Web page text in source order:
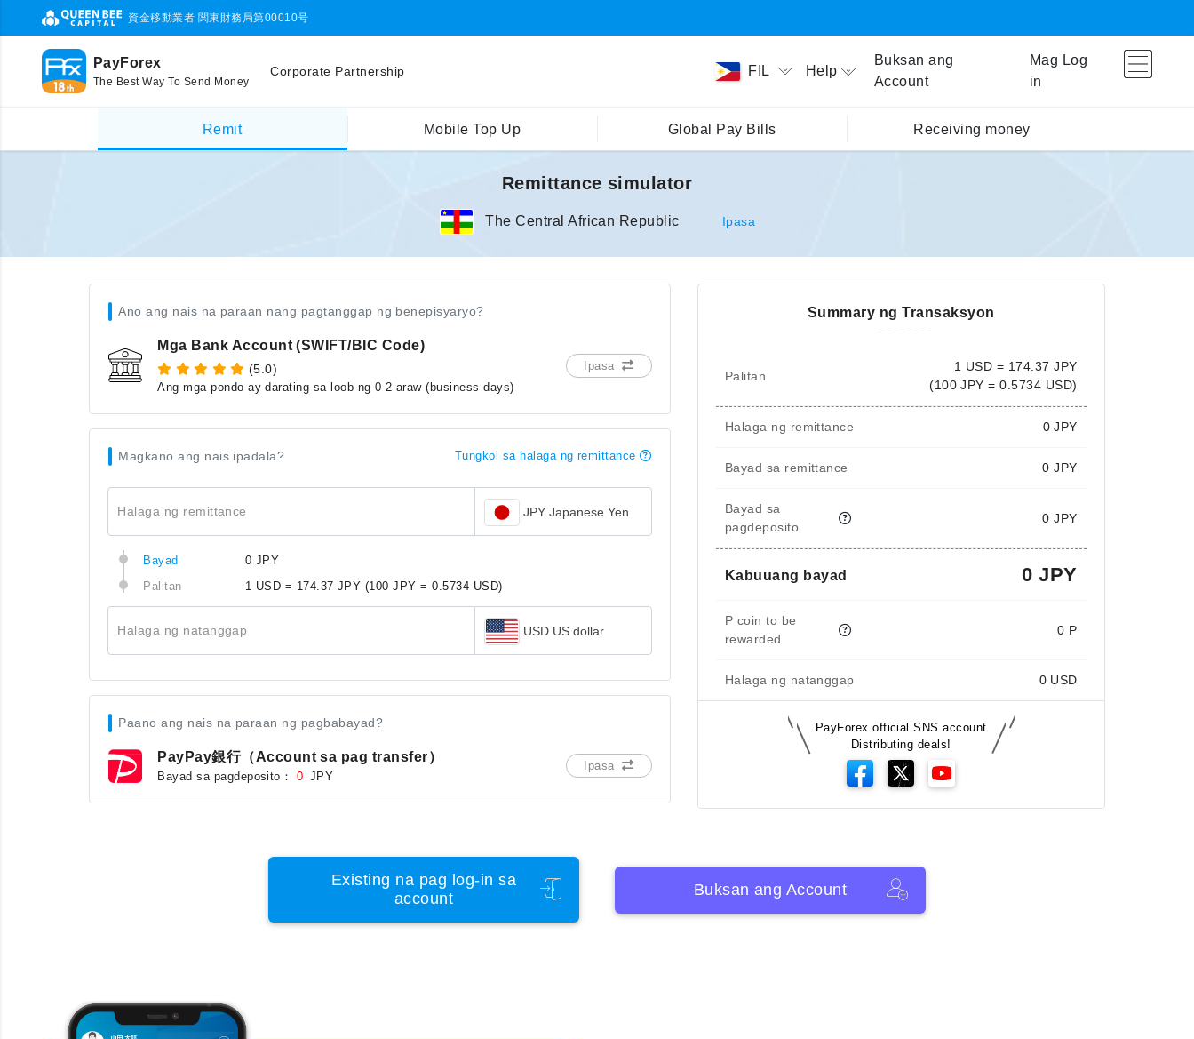
資金移動業者 関東財務局第00010号
PayForex
The Best Way To Send Money
Corporate Partnership FIL Help
Buksan ang
Account
Mag Log
in
Remit Mobile Top Up Global Pay Bills Receiving money
Remittance simulator
The Central African Republic Ipasa
Ano ang nais na paraan nang pagtanggap ng benepisyaryo?
Mga Bank Account (SWIFT/BIC Code)
(5.0)
Ang mga pondo ay darating sa loob ng 0-2 araw (business days)
Ipasa
Magkano ang nais ipadala? Tungkol sa halaga ng remittance
Halaga ng remittance JPY Japanese Yen
Bayad
0 JPY
Palitan
1 USD = 174.37 JPY (100 JPY = 0.5734 USD)
Halaga ng natanggap USD US dollar
Paano ang nais na paraan ng pagbabayad?
PayPay銀行（Account sa pag transfer）
Bayad sa pagdeposito： 0 JPY
Ipasa
Summary ng Transaksyon
Palitan
1 USD = 174.37 JPY
(100 JPY = 0.5734 USD)
Halaga ng remittance 0 JPY
Bayad sa remittance 0 JPY
Bayad sa
pagdeposito
0 JPY
Kabuuang bayad 0 JPY
P coin to be
rewarded
0 P
Halaga ng natanggap 0 USD
PayForex official SNS account
Distributing deals!
Existing na pag log-in sa
account
Buksan ang Account